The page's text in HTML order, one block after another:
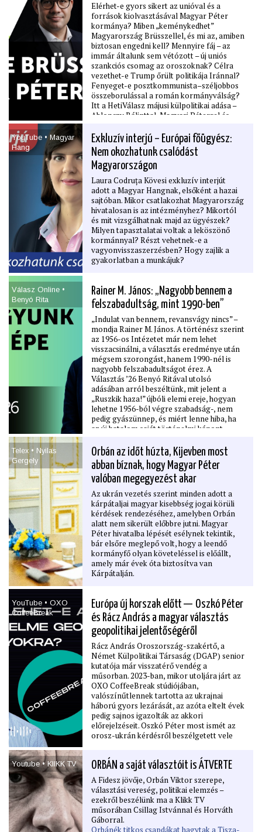
Elérhet-e gyors sikert az unióval és a
források kiolvasztásával Magyar Péter
kormánya? Miben „keménykedhet”
Magyarország Brüsszellel, és mi az, amiben
biztosan engedni kell? Mennyire fáj – az
immár általunk sem vétózott – új uniós
szankciós csomag az oroszoknak? Célra
vezethet-e Trump őrült politikája Iránnal?
Fenyeget-e posztkommunista–széljobbos
összeborulással a román kormányválság?
Itt a HetiVálasz májusi külpolitikai adása –
Ablonczy Bálinttal, Magyari Péterrel és
YouTube • Magyar
Hang
Exkluzív interjú – Európai főügyész:
Nem okozhatunk csalódást
Magyarországon
Laura Codruța Kövesi exkluzív interjút
adott a Magyar Hangnak, elsőként a hazai
sajtóban. Mikor csatlakozhat Magyarország
hivatalosan is az intézményhez? Mikortól
és mit vizsgálhatnak majd az ügyészek?
Milyen tapasztalatai voltak a leköszönő
kormánnyal? Részt vehetnek-e a
vagyonvisszaszerzésben? Hogy zajlik a
gyakorlatban a munkájuk?
Válasz Online •
Benyó Rita
Rainer M. János: „Nagyobb bennem a
felszabadultság, mint 1990-ben”
„Indulat van bennem, revansvágy nincs” –
mondja Rainer M. János. A történész szerint
az 1956-os Intézetet már nem lehet
visszacsinálni, a választás eredménye után
mégsem szorongást, hanem 1990-nél is
nagyobb felszabadultságot érez. A
Választás ’26 Benyó Ritával utolsó
adásában arról beszéltünk, mit jelent a
„Ruszkik haza!” újbóli elemi ereje, hogyan
lehetne 1956-ból végre szabadság-, nem
pedig gyászünnep, és miért lenne hiba, ha
az új hatalom saját történelmi kánont
nyilvánossága is, amely Rainer szerint
elsősorban a rendszerváltás egyik
félbemaradt gesztusának lezárása – fontos,
de nem a múlt teljes igazságának
automatikus feltárása.
Telex • Nyilas
Gergely
Orbán az időt húzta, Kijevben most
abban bíznak, hogy Magyar Péter
valóban megegyezést akar
Az ukrán vezetés szerint minden adott a
kárpátaljai magyar kisebbség jogai körüli
kérdések rendezéséhez, amelyben Orbán
alatt nem sikerült előbbre jutni. Magyar
Péter hivatalba lépését esélynek tekintik,
bár elsőre meglepő volt, hogy a leendő
kormányfő olyan követeléssel is előállt,
amely már évek óta biztosítva van
Kárpátalján.
YouTube • OXO
CoffeeBreak
Európa új korszak előtt — Oszkó Péter
és Rácz András a magyar választás
geopolitikai jelentőségéről
Rácz András Oroszország-szakértő, a
Német Külpolitikai Társaság (DGAP) senior
kutatója már visszatérő vendég a
műsorban. 2023-ban, mikor utoljára járt az
OXO CoffeeBreak stúdiójában,
valószínűtlennek tartotta az ukrajnai
háború gyors lezárását, az azóta eltelt évek
pedig sajnos igazolták az akkori
előrejelzéseit. Oszkó Péter most ismét az
orosz-ukrán kérdésről beszélgetett vele
tükrében.
A beszélgetésben szó esik a Trump-
adminisztráció inkoherens Ukrajna-
politikájáról, Irán és a Közel-Kelet növekvő
szerepéről, Putyin rendszerének belső
feszültségéről, az Orbán-rendszer
külpolitikájáról és arról, hogy milyen
globális geopolitikai tétje volt a magyar
Youtube • KlIKK TV ORBÁN a saját választóit is ÁTVERTE
A Fidesz jövője, Orbán Viktor szerepe,
választási vereség, politikai elemzés –
ezekről beszélünk ma a Klikk TV
műsorában Csillag Istvánnal és Horváth
Gáborral.
Orbánék titkos csapdákat hagytak a Tisza-